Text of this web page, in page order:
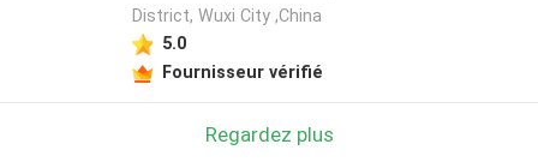
District, Wuxi City ,China
5.0
Fournisseur vérifié
Regardez plus